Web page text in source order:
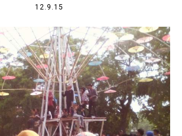
12.9.15